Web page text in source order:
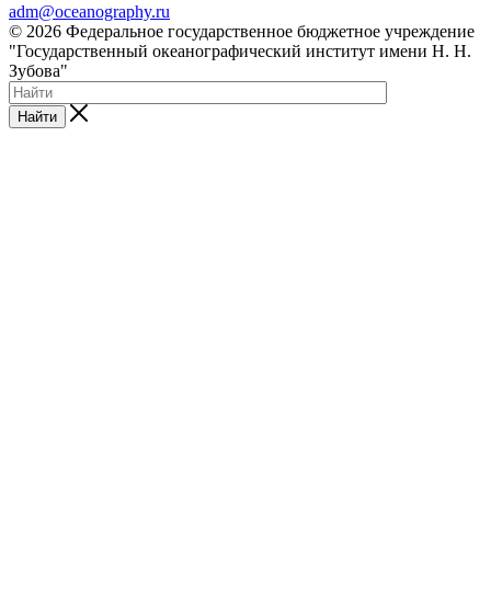
adm@oceanography.ru
© 2026 Федеральное государственное бюджетное учреждение
"Государственный океанографический институт имени Н. Н.
Зубова"
Найти